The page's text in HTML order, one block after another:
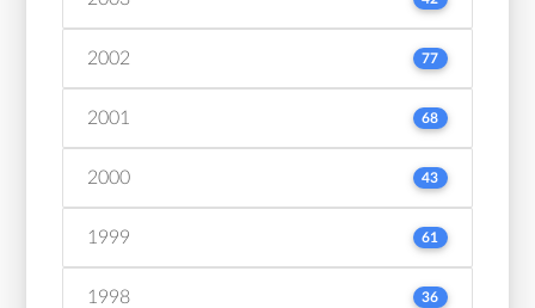
2002 77
2001 68
2000 43
1999 61
1998 36